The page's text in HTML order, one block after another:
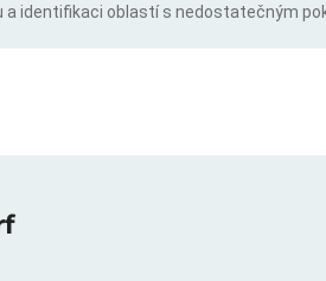
a identifikaci oblastí s nedostatečným